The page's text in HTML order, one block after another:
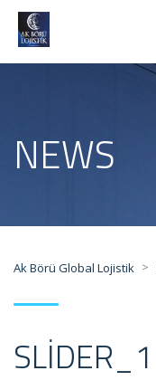
NEWS
Ak Börü Global Lojistik >
SLIDER_1